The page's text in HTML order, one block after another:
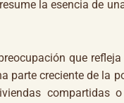
la esencia de
que refleja
parte creciente de la
compartidas